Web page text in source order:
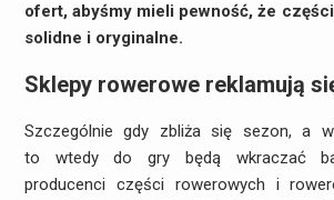
ofert, abyśmy mieli pewność, że
solidne i oryginalne.
Sklepy rowerowe reklamują
Szczególnie gdy zbliża się sezon, a
to wtedy do gry będą wkraczać
producenci części rowerowych i